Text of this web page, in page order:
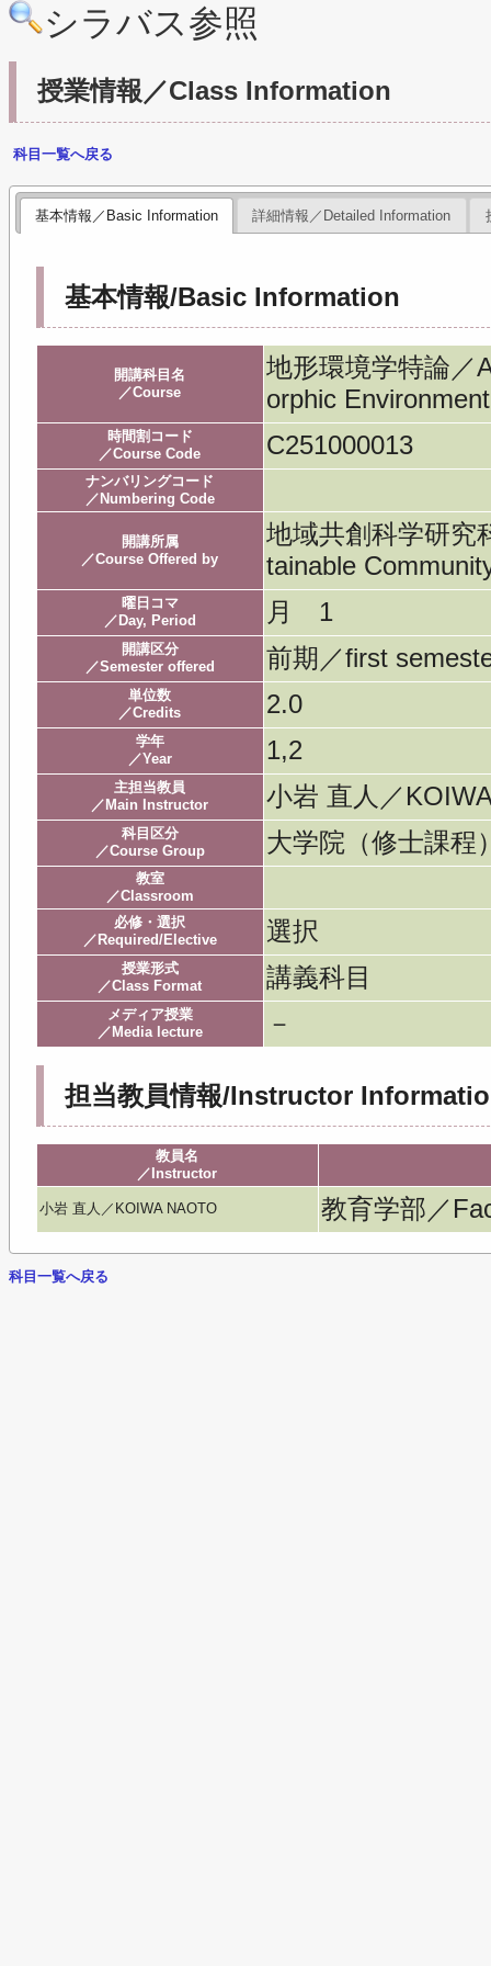
シラバス参照
授業情報／Class Information
科目一覧へ戻る
基本情報／Basic Information 詳細情報／Detailed Information
基本情報/Basic Information
開講科目名
／Course
地形環境学特論／
orphic Environment
時間割コード
／Course Code
C251000013
ナンバリングコード
／Numbering Code
開講所属
／Course Offered by
地域共創科学研究
tainable
曜日コマ
／Day, Period
月 1
開講区分
／Semester offered
前期／first
単位数
／Credits
2.0
学年
／Year
1,2
主担当教員
／Main Instructor
小岩 直人／
科目区分
／Course Group
大学院（修士課
教室
／Classroom
必修・選択
／Required/Elective
選択
授業形式
／Class Format
講義科目
メディア授業
／Media lecture
－
担当教員情報/Instructor
教員名
／Instructor
小岩 直人／KOIWA NAOTO 教育学部／
科目一覧へ戻る